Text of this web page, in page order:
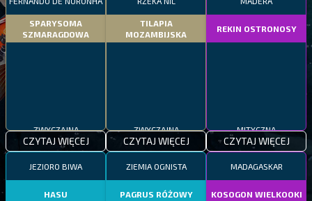
SPARYSOMA
SZMARAGDOWA
ZWYCZAJNA
CZYTAJ WIĘCEJ
TILAPIA
MOZAMBIJSKA
ZWYCZAJNA
CZYTAJ WIĘCEJ
REKIN OSTRONOSY
MITYCZNA
CZYTAJ WIĘCEJ
JEZIORO BIWA
HASU
ZIEMIA OGNISTA
PAGRUS RÓŻOWY
MADAGASKAR
KOSOGON WIELKOOKI